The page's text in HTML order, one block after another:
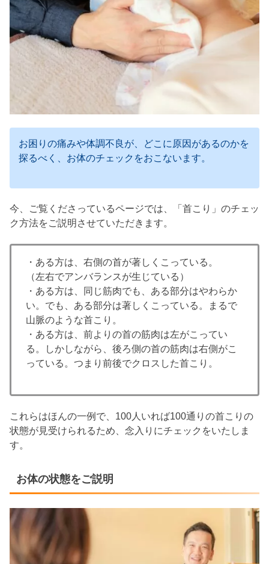
お困りの痛みや体調不良が、どこに原因があるのかを
探るべく、お体のチェックをおこないます。
今、ご覧くださっているページでは、「首こり」のチェッ
ク方法をご説明させていただきます。
・ある方は、右側の首が著しくこっている。
（左右でアンバランスが生じている）
・ある方は、同じ筋肉でも、ある部分はやわらか
い。でも、ある部分は著しくこっている。まるで
山脈のような首こり。
・ある方は、前よりの首の筋肉は左がこってい
る。しかしながら、後ろ側の首の筋肉は右側がこ
っている。つまり前後でクロスした首こり。
これらはほんの一例で、100人いれば100通りの首こりの
状態が見受けられるため、念入りにチェックをいたしま
す。
お体の状態をご説明